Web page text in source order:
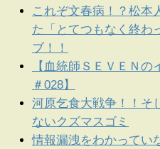
これぞ文春病！？松本
た「とてつもなく終わ
ブ！！
【血統師ＳＥＶＥＮ
＃028】
河原乞食大戦争！！そ
ないクズマスゴミ
情報漏洩をわかってい